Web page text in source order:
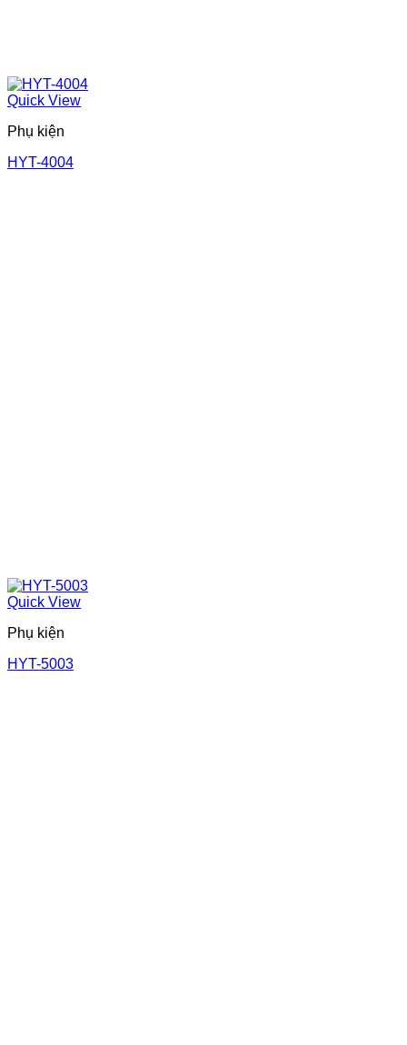
Quick View
Phụ kiện
HYT-4004
Quick View
Phụ kiện
HYT-5003